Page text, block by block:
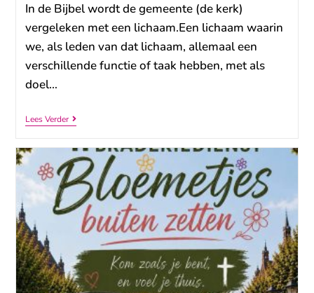
In de Bijbel wordt de gemeente (de kerk)
vergeleken met een lichaam.Een lichaam waarin
we, als leden van dat lichaam, allemaal een
verschillende functie of taak hebben, met als
doel…
Lees Verder